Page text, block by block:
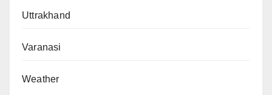
Uttrakhand
Varanasi
Weather